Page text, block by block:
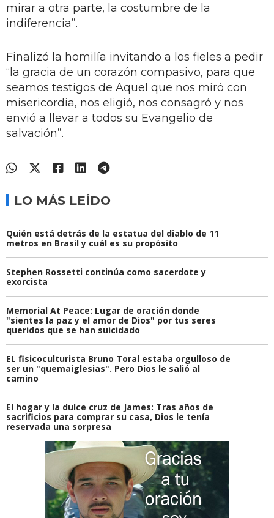
mirar a otra parte, la costumbre de la
indiferencia”.
Finalizó la homilía invitando a los fieles a pedir
“la gracia de un corazón compasivo, para que
seamos testigos de Aquel que nos miró con
misericordia, nos eligió, nos consagró y nos
envió a llevar a todos su Evangelio de
salvación”.
LO MÁS LEÍDO
Quién está detrás de la estatua del diablo de 11
metros en Brasil y cuál es su propósito
Stephen Rossetti continúa como sacerdote y
exorcista
Memorial At Peace: Lugar de oración donde
"sientes la paz y el amor de Dios" por tus seres
queridos que se han suicidado
EL fisicoculturista Bruno Toral estaba orgulloso de
ser un "quemaiglesias". Pero Dios le salió al
camino
El hogar y la dulce cruz de James: Tras años de
sacrificios para comprar su casa, Dios le tenía
reservada una sorpresa